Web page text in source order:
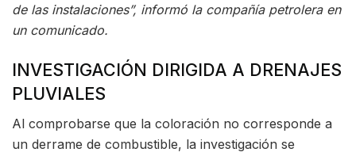
de las instalaciones”, informó la compañía petrolera en
un comunicado.
INVESTIGACIÓN DIRIGIDA A DRENAJES
PLUVIALES
Al comprobarse que la coloración no corresponde a
un derrame de combustible, la investigación se